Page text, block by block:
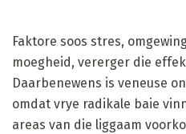
Faktore soos stres,
moegheid, vererger die
Daarbenewens is veneuse
omdat vrye radikale baie
areas van die liggaam